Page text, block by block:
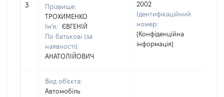
3
Прізвище:
ТРОХИМЕНКО
Ім'я:
ЄВГЕНІЙ
По батькові (за
наявності):
АНАТОЛІЙОВИЧ
2002
Ідентифікаційний
номер:
[Конфіденційна
інформація]
Вид об'єкта:
Автомобіль